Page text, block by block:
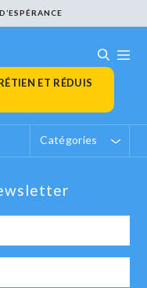
ET RÉDUIS
Catégories